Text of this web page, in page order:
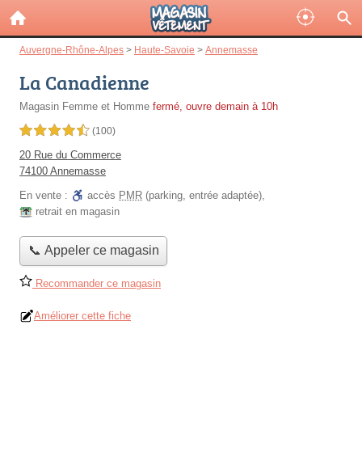
Auvergne-Rhône-Alpes > Haute-Savoie > Annemasse
La Canadienne
Magasin Femme et Homme fermé, ouvre demain à 10h
4,5 étoiles sur 5 (100)
20 Rue du Commerce
74100 Annemasse
En vente :
accès PMR (parking, entrée adaptée),
retrait en magasin
📞 Appeler ce magasin
Recommander ce magasin
Améliorer cette fiche